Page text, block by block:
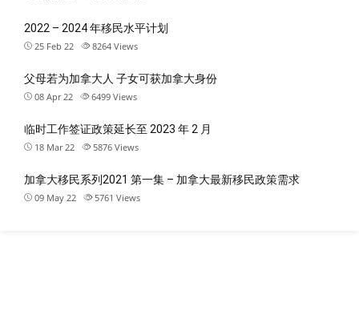
2022 – 2024 年移民水平计划
25 Feb 22 8264 Views
父母若为加拿大人 子女可获加拿大身份
08 Apr 22 6499 Views
临时工作签证政策延长至 2023 年 2 月
18 Mar 22 5876 Views
加拿大移民系列2021 第一集 – 加拿大最新移民政策需求
09 May 22 5761 Views